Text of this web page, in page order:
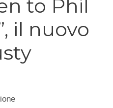
to Phil
il nuovo